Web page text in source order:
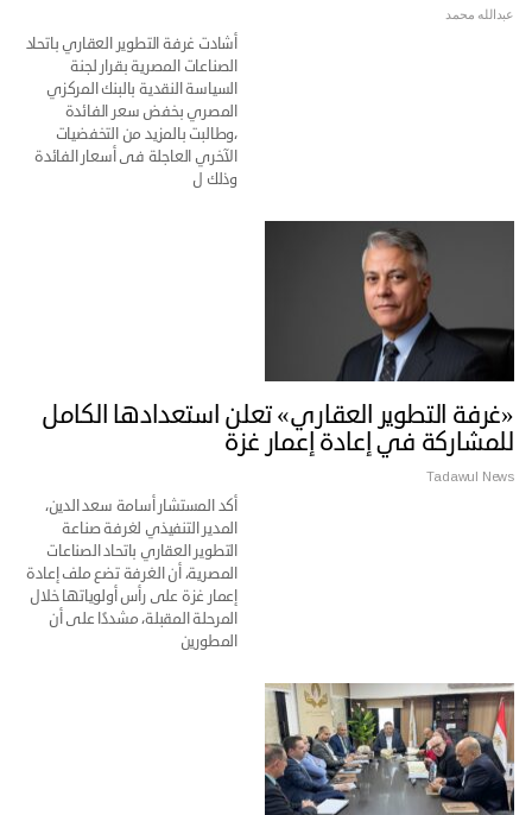
عبدالله محمد
أشادت غرفة التطوير العقاري باتحاد
الصناعات المصرية بقرار لجنة
السياسة النقدية بالبنك المركزي
المصري بخفض سعر الفائدة
،وطالبت بالمزيد من التخفضيات
الآخري العاجلة فى أسعار الفائدة
وذلك ل
«غرفة التطوير العقاري» تعلن استعدادها الكامل
للمشاركة في إعادة إعمار غزة
Tadawul News
أكد المستشار أسامة سعد الدين،
المدير التنفيذي لغرفة صناعة
التطوير العقاري باتحاد الصناعات
المصرية، أن الغرفة تضع ملف إعادة
إعمار غزة على رأس أولوياتها خلال
المرحلة المقبلة، مشددًا على أن
المطورين